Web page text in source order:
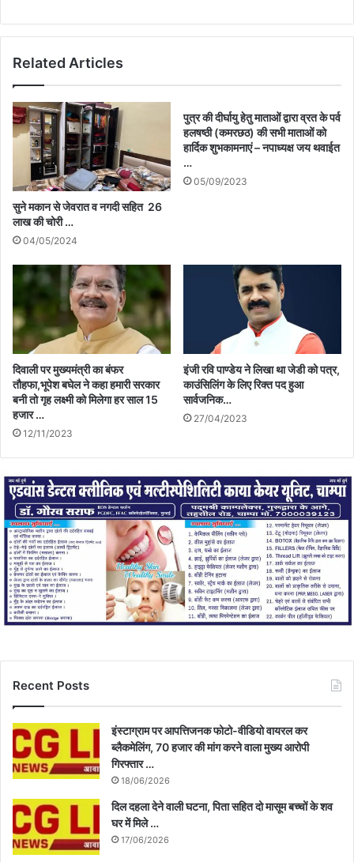
Related Articles
सुने मकान से जेवरात व नगदी सहित 26
लाख की चोरी …
04/05/2024
पुत्र की दीर्घायु हेतु माताओं द्वारा व्रत के पर्व
हलषष्ठी (कमरछठ) की सभी माताओं को
हार्दिक शुभकामनाएं – नपाध्यक्ष जय थवाईत
…
05/09/2023
दिवाली पर मुख्यमंत्री का बंफर
तौहफा,भूपेश बघेल ने कहा हमारी सरकार
बनी तो गृह लक्ष्मी को मिलेगा हर साल 15
हजार …
12/11/2023
इंजी रवि पाण्डेय ने लिखा था जेडी को पत्र,
काउंसिलिंग के लिए रिक्त पद हुआ
सार्वजनिक…
27/04/2023
Recent Posts
इंस्टाग्राम पर आपत्तिजनक फोटो-वीडियो वायरल कर
ब्लैकमेलिंग, 70 हजार की मांग करने वाला मुख्य आरोपी
गिरफ्तार …
18/06/2026
दिल दहला देने वाली घटना, पिता सहित दो मासूम बच्चों के शव
घर में मिले …
17/06/2026